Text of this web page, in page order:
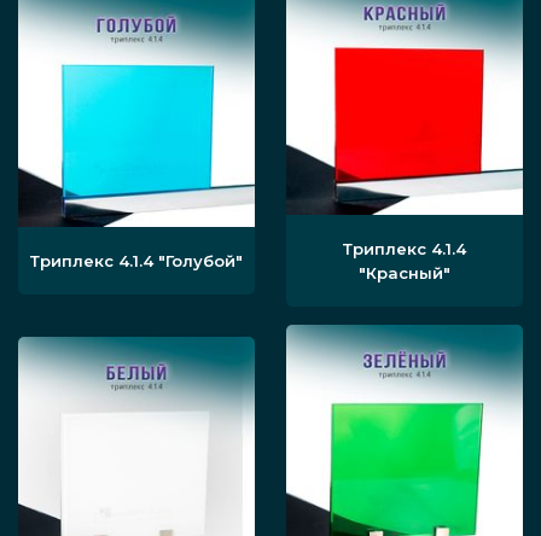
Триплекс 4.1.4"Голубой"
Триплекс 4.1.4
"Красный"